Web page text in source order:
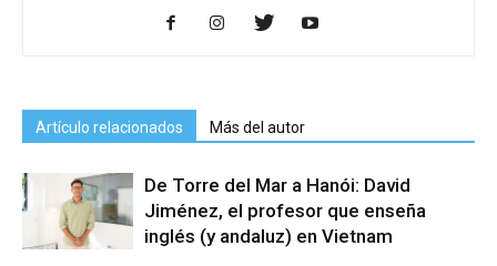
Artículo relacionados Más del autor
De Torre del Mar a Hanói: David
Jiménez, el profesor que enseña
inglés (y andaluz) en Vietnam